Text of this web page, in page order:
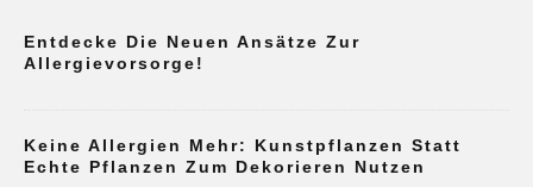
Entdecke Die Neuen Ansätze Zur
Allergievorsorge!
Keine Allergien Mehr: Kunstpflanzen Statt
Echte Pflanzen Zum Dekorieren Nutzen